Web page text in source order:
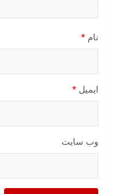
نام *
ایمیل *
وب‌ سایت